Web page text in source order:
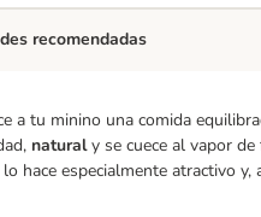
tu minino una comida
naturaly se cuece al vapor
hace especialmente atractivo
recomendadas